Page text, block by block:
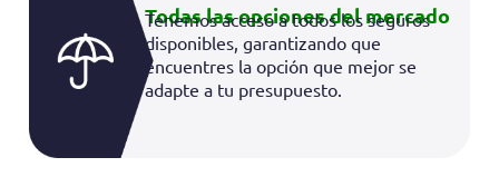
Todas las opciones del mercado
Tenemos acceso a todos los seguros
disponibles, garantizando que
encuentres la opción que mejor se
adapte a tu presupuesto.